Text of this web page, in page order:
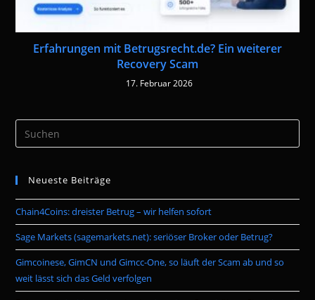
Erfahrungen mit Betrugsrecht.de? Ein weiterer
Recovery Scam
17. Februar 2026
the
Neueste Beiträge
Chain4Coins: dreister Betrug – wir helfen sofort
Sage Markets (sagemarkets.net): seriöser Broker oder Betrug?
Gimcoinese, GimCN und Gimcc-One, so läuft der Scam ab und so
weit lässt sich das Geld verfolgen